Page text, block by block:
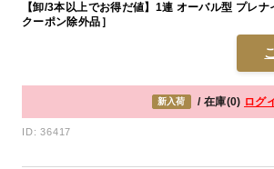
【卸/3本以上でお得だ値】1連 オーバル型 プレ
クーポン除外品］
新入荷 / 在庫(0) ログ
ID: 36417